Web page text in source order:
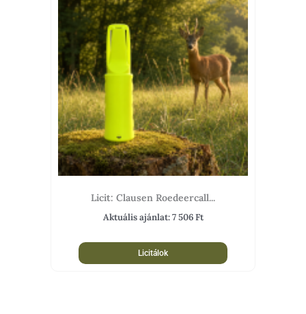
Licit: Clausen Roedeercall...
Aktuális ajánlat:7 506Ft
Licitálok